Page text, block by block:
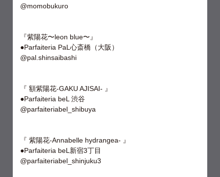
@momobukuro
『紫陽花〜leon blue〜』
●Parfaiteria PaL心斎橋（大阪）
@pal.shinsaibashi
『 額紫陽花-GAKU AJISAI- 』
●Parfaiteria beL 渋谷
@parfaiteriabel_shibuya
『 紫陽花-Annabelle hydrangea- 』
●Parfaiteria beL新宿3丁目
@parfaiteriabel_shinjuku3